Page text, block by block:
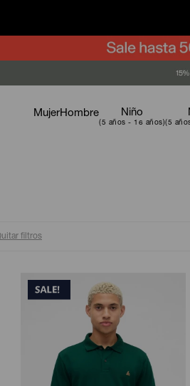
MujerHombre Niño
filtros